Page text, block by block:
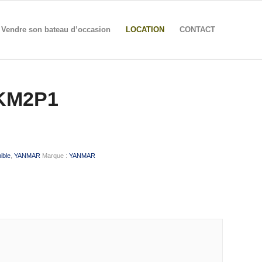
Vendre son bateau d’occasion LOCATION CONTACT
,YANMAR Marque :YANMAR